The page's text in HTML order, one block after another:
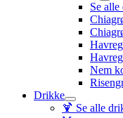
Se
Nem
Drikke
🍹 Se alle